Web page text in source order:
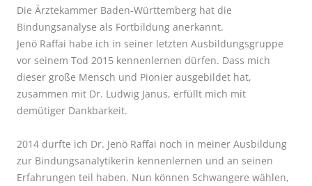
Die Ärztekammer Baden-Württemberg hat die
Bindungsanalyse als Fortbildung anerkannt.
Jenö Raffai habe ich in seiner letzten Ausbildungsgruppe
vor seinem Tod 2015 kennenlernen dürfen. Dass mich
dieser große Mensch und Pionier ausgebildet hat,
zusammen mit Dr. Ludwig Janus, erfüllt mich mit
demütiger Dankbarkeit.
2014 durfte ich Dr. Jenö Raffai noch in meiner Ausbildung
zur Bindungsanalytikerin kennenlernen und an seinen
Erfahrungen teil haben. Nun können Schwangere wählen,